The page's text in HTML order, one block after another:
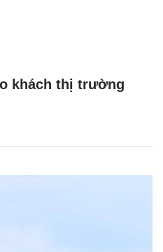
khách thị trường